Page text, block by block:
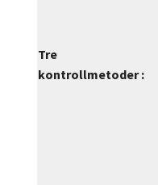
Tre
kontrollmetoder :